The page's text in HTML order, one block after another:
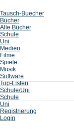
Tausch-Buecher
Bücher
Alle Bücher
Schule
Uni
Medien
Filme
Spiele
Musik
Software
Top-Listen
Schule/Uni
Schule
Uni
Registrierung
Login